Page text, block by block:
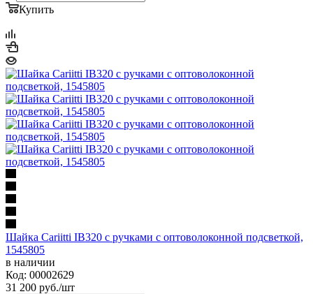
Купить
Шайка Cariitti IB320 с ручками с оптоволоконной подсветкой,
1545805
в наличии
Код: 00002629
31 200 руб./шт